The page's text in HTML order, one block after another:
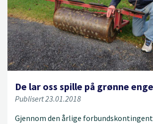
De lar oss spille på grønne
Publisert 23.01.2018
Gjennom den årlige